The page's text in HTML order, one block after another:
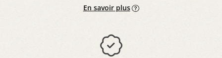
En savoir plus